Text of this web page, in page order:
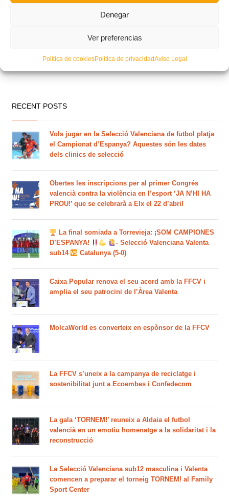
Denegar
Ver preferencias
Política de cookiesPolítica de privacidadAviso Legal
RECENT POSTS
Vols jugar en la Selecció Valenciana de futbol platja
el Campionat d’Espanya? Aquestes són les dates
dels clinics de selecció
Obertes les inscripcions per al primer Congrés
valencià contra la violència en l’esport ‘JA N’HI HA
PROU!’ que se celebrarà a Elx el 22 d’abril
La final somiada a Torrevieja: ¡SOM CAMPIONES
D’ESPANYA!
- Selecció Valenciana Valenta
sub14
Catalunya (5-0)
Caixa Popular renova el seu acord amb la FFCV i
amplia el seu patrocini de l’Àrea Valenta
MolcaWorld es converteix en espònsor de la FFCV
La FFCV s’uneix a la campanya de reciclatge i
sostenibilitat junt a Ecoembes i Confedecom
La gala ‘TORNEM!’ reuneix a Aldaia el futbol
valencià en un emotiu homenatge a la solidaritat i la
reconstrucció
La Selecció Valenciana sub12 masculina i Valenta
comencen a preparar el torneig TORNEM! al Family
Sport Center